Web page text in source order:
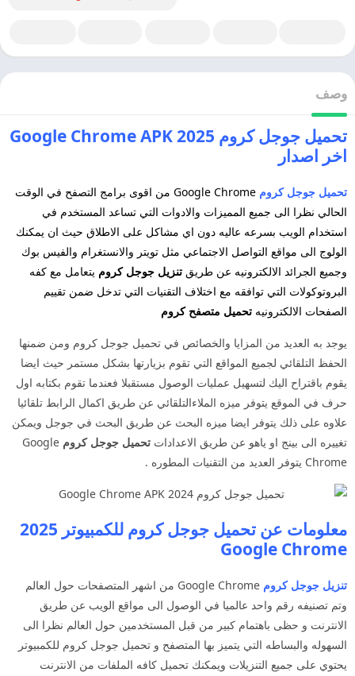
وصف
تحميل جوجل كروم 2025 Google Chrome APK
اخر اصدار
تحميل جوجل كروم Google Chrome من اقوى برامج التصفح في الوقت
الحالي نظرا الى جميع المميزات والادوات التي تساعد المستخدم في
استخدام الويب بسرعه عاليه دون اي مشاكل على الاطلاق حيث ان يمكنك
الولوج الى مواقع التواصل الاجتماعي مثل تويتر والانستغرام والفيس بوك
وجميع الجرائد الالكترونيه عن طريق تنزيل جوجل كروم يتعامل مع كفه
البروتوكولات التي توافقه مع اختلاف التقنيات التي تدخل ضمن تقييم
الصفحات الالكترونيه تحميل متصفح كروم
يوجد به العديد من المزايا والخصائص في تحميل جوجل كروم ومن ضمنها
الحفظ التلقائي لجميع المواقع التي تقوم بزيارتها بشكل مستمر حيث ايضا
يقوم باقتراح اليك لتسهيل عمليات الوصول مستقبلا فعندما تقوم بكتابه اول
حرف في الموقع يتوفر ميزه الملاءالتلقائي عن طريق اكمال الرابط تلقائيا
علاوه على ذلك يتوفر ايضا ميزه البحث عن طريق البحث في جوجل ويمكن
تغييره الى بينج او ياهو عن طريق الاعدادات تحميل جوجل كروم Google
Chrome يتوفر العديد من التقنيات المطوره .
معلومات عن تحميل جوجل كروم للكمبيوتر 2025
Google Chrome
تنزيل جوجل كروم
Google Chrome من اشهر المتصفحات حول العالم
وتم تصنيفه رقم واحد عالميا في الوصول الى مواقع الويب عن طريق
الانترنت و حظى باهتمام كبير من قبل المستخدمين حول العالم نظرا الى
السهوله والبساطه التي يتميز بها المتصفح و تحميل جوجل كروم للكمبيوتر
يحتوي على جميع التنزيلات ويمكنك تحميل كافه الملفات من الانترنت